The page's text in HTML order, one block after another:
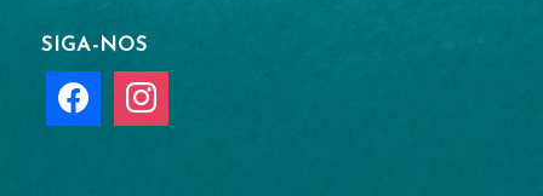
SIGA-NOS